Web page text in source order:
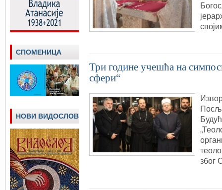
Три године учешћа на
сфери“
због
СПОМЕНИЦА
НОВИ ВИДОСЛОВ